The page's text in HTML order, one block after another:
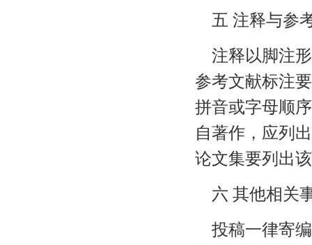
五 注释与参
注释以脚注形
参考文献标注
拼音或字母顺
自著作，应列
论文集要列出
六 其他相关
投稿一律寄编